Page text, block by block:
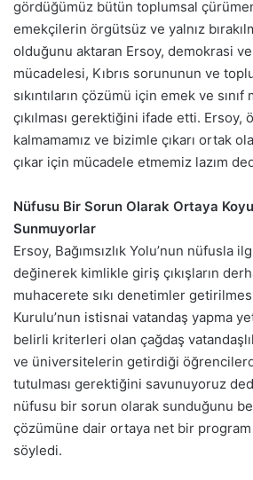
gördüğümüz bütün toplumsal
emekçilerin örgütsüz ve yalnız
olduğunu aktaran Ersoy, demokrasi
mücadelesi, Kıbrıs sorununun ve
sıkıntıların çözümü için emek ve
çıkılması gerektiğini ifade etti. Ersoy,
kalmamamız ve bizimle çıkarı ortak
çıkar için mücadele etmemiz lazım
Nüfusu Bir Sorun Olarak Ortaya
Sunmuyorlar
Ersoy, Bağımsızlık Yolu’nun nüfusla
değinerek kimlikle giriş çıkışların
muhacerete sıkı denetimler
Kurulu’nun istisnai vatandaş yapma
belirli kriterleri olan çağdaş
ve üniversitelerin getirdiği
tutulması gerektiğini savunuyoruz
nüfusu bir sorun olarak sunduğunu
çözümüne dair ortaya net bir program
söyledi.